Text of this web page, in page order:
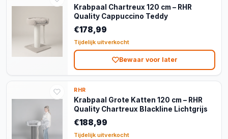
Krabpaal Chartreux 120 cm – RHR
Quality Cappuccino Teddy
€178,99
Tijdelijk uitverkocht
Bewaar voor later
RHR
Krabpaal Grote Katten 120 cm – RHR
Quality Chartreux Blackline Lichtgrijs
€188,99
Tijdelijk uitverkocht